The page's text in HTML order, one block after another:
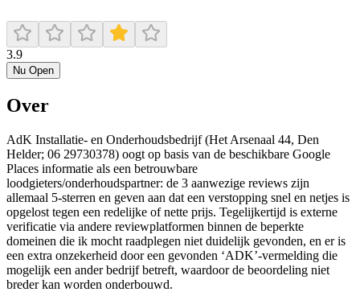
3.9
Nu Open
Over
AdK Installatie- en Onderhoudsbedrijf (Het Arsenaal 44, Den
Helder; 06 29730378) oogt op basis van de beschikbare Google
Places informatie als een betrouwbare
loodgieters/onderhoudspartner: de 3 aanwezige reviews zijn
allemaal 5-sterren en geven aan dat een verstopping snel en netjes is
opgelost tegen een redelijke of nette prijs. Tegelijkertijd is externe
verificatie via andere reviewplatformen binnen de beperkte
domeinen die ik mocht raadplegen niet duidelijk gevonden, en er is
een extra onzekerheid door een gevonden ‘ADK’-vermelding die
mogelijk een ander bedrijf betreft, waardoor de beoordeling niet
breder kan worden onderbouwd.